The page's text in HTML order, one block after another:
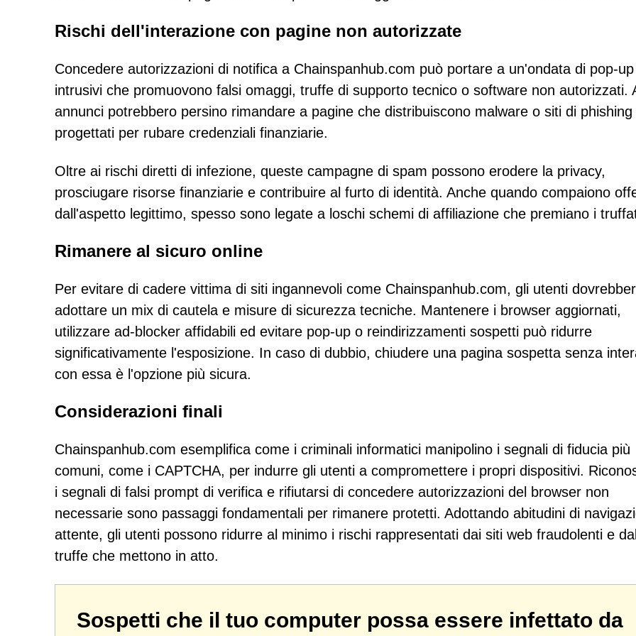
Rischi dell'interazione con pagine non autorizzate
Concedere autorizzazioni di notifica a Chainspanhub.com può portare a un'ondata di pop-up
intrusivi che promuovono falsi omaggi, truffe di supporto tecnico o software non autorizzati.
annunci potrebbero persino rimandare a pagine che distribuiscono malware o siti di phishing
progettati per rubare credenziali finanziarie.
Oltre ai rischi diretti di infezione, queste campagne di spam possono erodere la privacy,
prosciugare risorse finanziarie e contribuire al furto di identità. Anche quando compaiono
dall'aspetto legittimo, spesso sono legate a loschi schemi di affiliazione che premiano i
Rimanere al sicuro online
Per evitare di cadere vittima di siti ingannevoli come Chainspanhub.com, gli utenti
adottare un mix di cautela e misure di sicurezza tecniche. Mantenere i browser aggiornati,
utilizzare ad-blocker affidabili ed evitare pop-up o reindirizzamenti sospetti può ridurre
significativamente l'esposizione. In caso di dubbio, chiudere una pagina sospetta senza
con essa è l'opzione più sicura.
Considerazioni finali
Chainspanhub.com esemplifica come i criminali informatici manipolino i segnali di fiducia più
comuni, come i CAPTCHA, per indurre gli utenti a compromettere i propri dispositivi.
i segnali di falsi prompt di verifica e rifiutarsi di concedere autorizzazioni del browser non
necessarie sono passaggi fondamentali per rimanere protetti. Adottando abitudini di
attente, gli utenti possono ridurre al minimo i rischi rappresentati dai siti web fraudolenti e
truffe che mettono in atto.
Sospetti che il tuo computer possa essere infettato da